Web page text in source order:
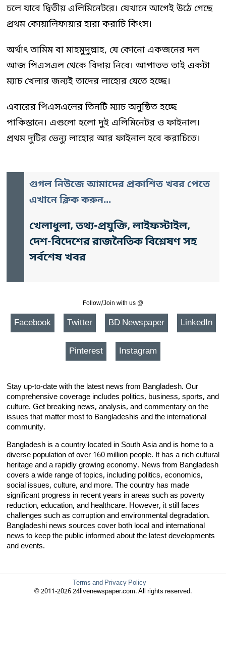
চলে যাবে দ্বিতীয় এলিমিনেটরে। যেখানে আগেই উঠে গেছে
প্রথম কোয়ালিফায়ার হারা করাচি কিংস।
অর্থাৎ তামিম বা মাহমুদুল্লাহ, যে কোনো একজনের দল
আজ পিএসএল থেকে বিদায় নিবে। আপাতত তাই একটা
ম্যাচ খেলার জন্যই তাদের লাহোর যেতে হচ্ছে।
এবারের পিএসএলের তিনটি ম্যাচ অনুষ্ঠিত হচ্ছে
পাকিস্তানে। এগুলো হলো দুই এলিমিনেটর ও ফাইনাল।
প্রথম দুটির ভেন্যু লাহোর আর ফাইনাল হবে করাচিতে।
গুগল নিউজে আমাদের প্রকাশিত খবর পেতে
এখানে ক্লিক করুন...
খেলাধুলা, তথ্য-প্রযুক্তি, লাইফস্টাইল,
দেশ-বিদেশের রাজনৈতিক বিশ্লেষণ সহ
সর্বশেষ খবর
Follow/Join with us @
Facebook Twitter BD Newspaper LinkedIn
Pinterest Instagram
Stay up-to-date with the latest news from Bangladesh. Our
comprehensive coverage includes politics, business, sports, and
culture. Get breaking news, analysis, and commentary on the
issues that matter most to Bangladeshis and the international
community.
Bangladesh is a country located in South Asia and is home to a
diverse population of over 160 million people. It has a rich cultural
heritage and a rapidly growing economy. News from Bangladesh
covers a wide range of topics, including politics, economics,
social issues, culture, and more. The country has made
significant progress in recent years in areas such as poverty
reduction, education, and healthcare. However, it still faces
challenges such as corruption and environmental degradation.
Bangladeshi news sources cover both local and international
news to keep the public informed about the latest developments
and events.
Terms and Privacy Policy
© 2011-2026 24livenewspaper.com. All rights reserved.